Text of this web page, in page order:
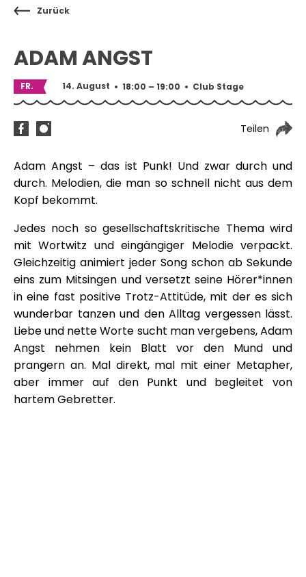
Zurück
ADAM ANGST
FR. 14. August • 18:00 – 19:00 • Club Stage
Teilen
Adam Angst – das ist Punk! Und zwar durch und
durch. Melodien, die man so schnell nicht aus dem
Kopf bekommt.
Jedes noch so gesellschaftskritische Thema wird
mit Wortwitz und eingängiger Melodie verpackt.
Gleichzeitig animiert jeder Song schon ab Sekunde
eins zum Mitsingen und versetzt seine Hörer*innen
in eine fast positive Trotz-Attitüde, mit der es sich
wunderbar tanzen und den Alltag vergessen lässt.
Liebe und nette Worte sucht man vergebens, Adam
Angst nehmen kein Blatt vor den Mund und
prangern an. Mal direkt, mal mit einer Metapher,
aber immer auf den Punkt und begleitet von
hartem Gebretter.